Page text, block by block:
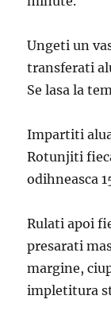
Ungeti un
transferati
Se lasa la
Impartiti
Rotunjiti
odihneasca
Rulati apoi
presarati
margine,
impletitura